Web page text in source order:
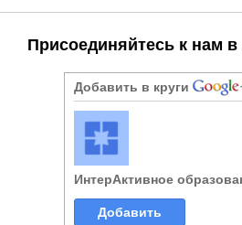
Присоединяйтесь к нам в
Добавить в круги
ИнтерАктивное
Добавить